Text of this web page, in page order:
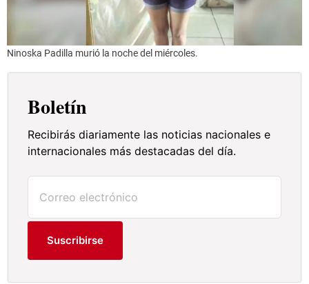
Ninoska Padilla murió la noche del miércoles.
Boletín
Recibirás diariamente las noticias nacionales e
internacionales más destacadas del día.
Suscribirse